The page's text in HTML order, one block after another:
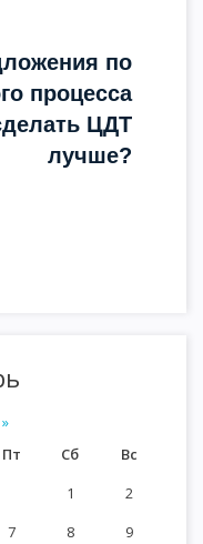
по
процесса
ЦДТ
лучше?
»
Пт Сб
Вс
1
2
7 8
9